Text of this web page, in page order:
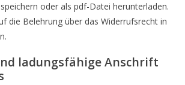
oder als pdf-Datei herunterladen.
die Belehrung über das Widerrufsrecht in
ladungsfähige Anschrift